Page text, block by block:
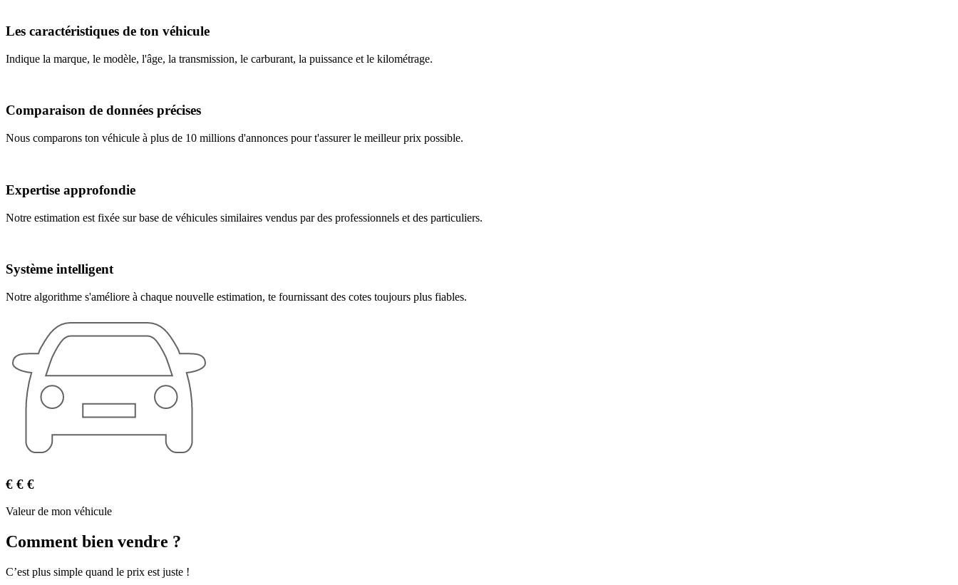
Les caractéristiques de ton véhicule
Indique la marque, le modèle, l'âge, la transmission, le carburant, la puissance et le kilométrage.
Comparaison de données précises
Nous comparons ton véhicule à plus de 10 millions d'annonces pour t'assurer le meilleur prix possible.
Expertise approfondie
Notre estimation est fixée sur base de véhicules similaires vendus par des professionnels et des particuliers.
Système intelligent
Notre algorithme s'améliore à chaque nouvelle estimation, te fournissant des cotes toujours plus fiables.
€ € €
Valeur de mon véhicule
Comment bien vendre ?
C’est plus simple quand le prix est juste !